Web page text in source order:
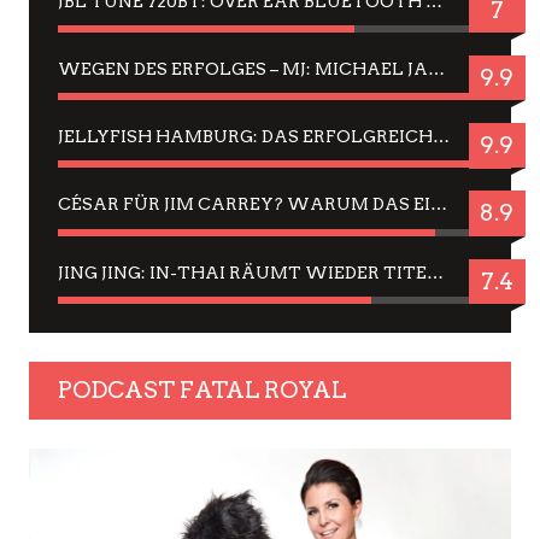
7
WEGEN DES ERFOLGES – MJ: MICHAEL JACKSON MUSICAL IN EINER MATINEE SEHEN 9.9
JELLYFISH HAMBURG: DAS ERFOLGREICHE SOMMER-MENÜ 2025 IN GEFÜHLEN UND BILDERN 9.9
CÉSAR FÜR JIM CARREY? WARUM DAS EINER DER NERVIGSTEN ACTORS IST UND BLEIBT 8.9
JING JING: IN-THAI RÄUMT WIEDER TITEL AB – EIN ZWEI-STUNDEN-ERLEBNISBERICHT 7.4
PODCAST FATAL ROYAL